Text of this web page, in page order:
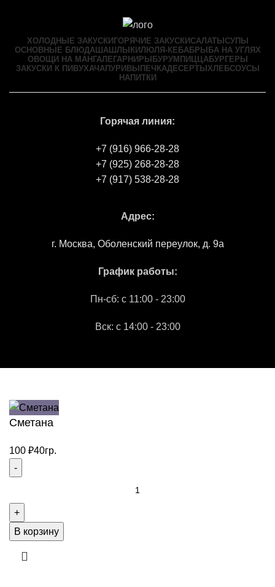
ХОЛОДНЫЕ ЗАКУСКИГОРЯЧИЕ ЗАКУСКИСАЛАТЫСУПЫ
ОСНОВНЫЕ БЛЮДАШАШЛЫКИЛЮЛЯ-КЕБАБРЫБА НА УГЛЯХ
ОВОЩИ НА МАНГАЛЕГАРНИРЫБУРУМПИЦЦАБУРГЕРЫ
ЗАКУСКИ К ПИВУХАЧАПУРИВЫПЕЧКАДЕСЕРТЫХЛЕБСОУСЫ
НАПИТКИ
Горячая линия:
+7 (916) 966-28-28
+7 (925) 268-28-28
+7 (917) 538-28-28
Адрес:
г. Москва, Оболенский переулок, д. 9а
График работы:
Пн-сб: c 11:00 - 23:00
Вск: с 14:00 - 23:00
Сметана
100 ₽40гр.
Сметана
В корзину